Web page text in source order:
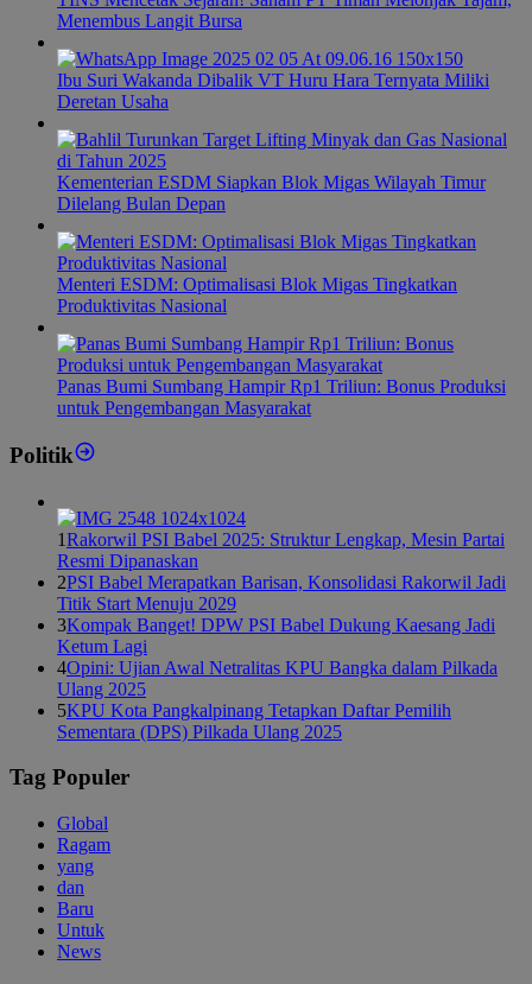
Menembus Langit Bursa
Ibu Suri Wakanda Dibalik VT Huru Hara Ternyata Miliki
Deretan Usaha
Kementerian ESDM Siapkan Blok Migas Wilayah Timur
Dilelang Bulan Depan
Menteri ESDM: Optimalisasi Blok Migas Tingkatkan
Produktivitas Nasional
Panas Bumi Sumbang Hampir Rp1 Triliun: Bonus Produksi
untuk Pengembangan Masyarakat
Politik
1Rakorwil PSI Babel 2025: Struktur Lengkap, Mesin Partai
Resmi Dipanaskan
2PSI Babel Merapatkan Barisan, Konsolidasi Rakorwil Jadi
Titik Start Menuju 2029
3Kompak Banget! DPW PSI Babel Dukung Kaesang Jadi
Ketum Lagi
4Opini: Ujian Awal Netralitas KPU Bangka dalam Pilkada
Ulang 2025
5KPU Kota Pangkalpinang Tetapkan Daftar Pemilih
Sementara (DPS) Pilkada Ulang 2025
Tag Populer
Global
Ragam
yang
dan
Baru
Untuk
News